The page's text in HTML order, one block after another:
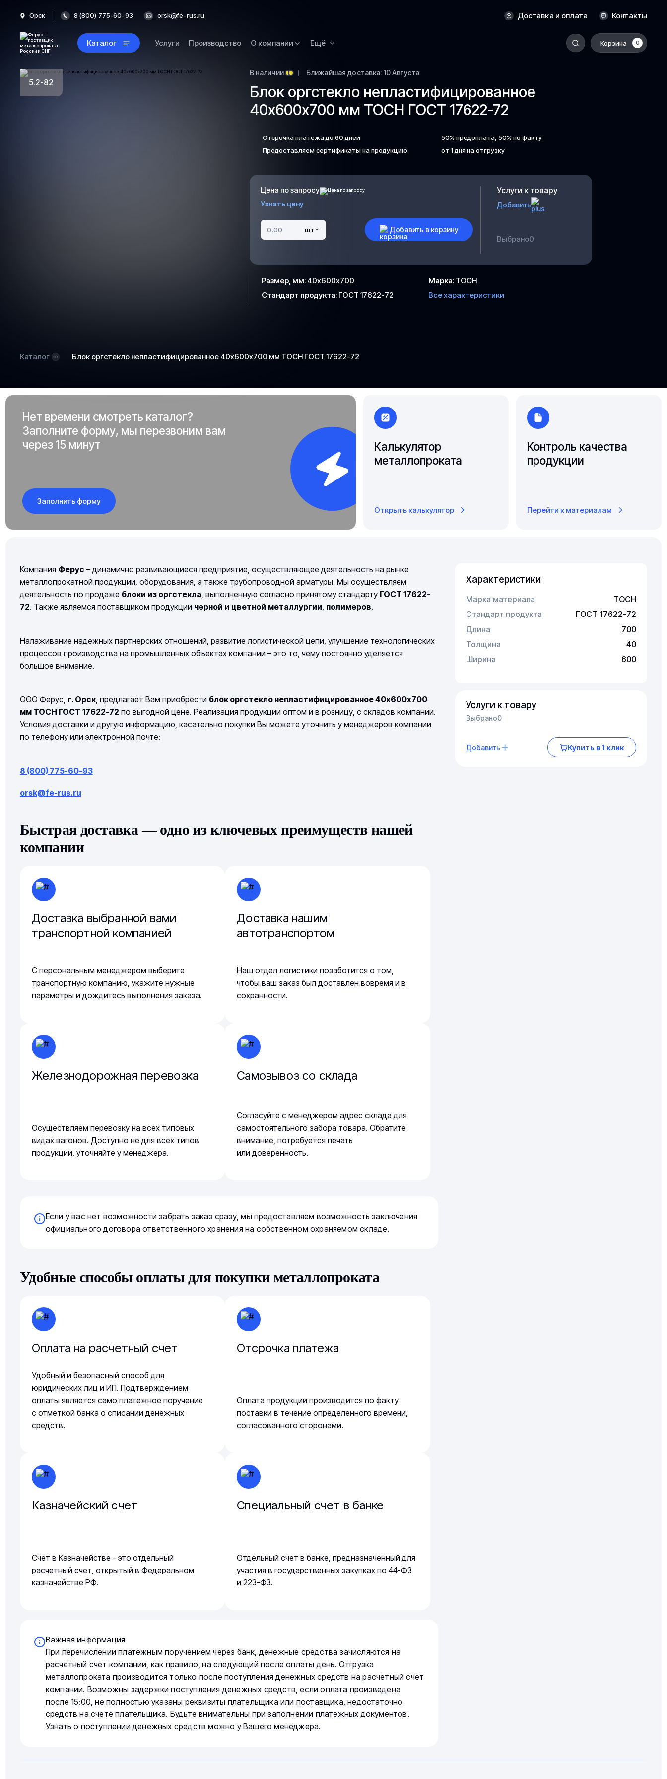
Орск 8 (800) 775-60-93 orsk@fe-rus.ru Доставка и оплата Контакты
Каталог Услуги Производство О компании Ещё Корзина 0
Оренбург
Пермь
Ростов-на-Дону
Рязань
Самара
Саратов
Улан-Удэ
Уссурийск
Чита
Якутск
5.2-82
В наличии Ближайшая доставка: 10 Августа
Блок оргстекло непластифицированное
40х600х700 мм ТОСН ГОСТ 17622-72
Отсрочка платежа до 60 дней
50% предоплата, 50% по факту
Предоставляем сертификаты на продукцию
от 1 дня на отгрузку
Цена по запросу
Узнать цену
шт Добавить в корзину
Услуги к товару
Добавить
Выбрано0
Размер, мм: 40х600х700 Марка: ТОСН
Стандарт продукта: ГОСТ 17622-72 Все характеристики
Каталог Блок оргстекло непластифицированное 40х600х700 мм ТОСН ГОСТ 17622-72
Нет времени смотреть каталог?
Заполните форму, мы перезвоним вам
через 15 минут
Заполнить форму
Калькулятор
металлопроката
Открыть калькулятор
Контроль качества
продукции
Перейти к материалам
Компания Ферус – динамично развивающиеся предприятие, осуществляющее деятельность на рынке
металлопрокатной продукции, оборудования, а также трубопроводной арматуры. Мы осуществляем
деятельность по продаже блоки из оргстекла , выполненную согласно принятому стандарту ГОСТ 17622-
72. Также являемся поставщиком продукции черной и цветной металлургии полимеров.
Налаживание надежных партнерских отношений, развитие логистической цепи, улучшение технологических
процессов производства на промышленных объектах компании – это то, чему постоянно уделяется
большое внимание.
ООО Ферус, г. Орск, предлагает Вам приобрести блок оргстекло непластифицированное 40х600х700
мм ТОСН ГОСТ 17622-72 по выгодной цене. Реализация продукции оптом и в розницу, с складов компании.
Условия доставки и другую информацию, касательно покупки Вы можете уточнить у менеджеров компании
по телефону или электронной почте:
8 (800) 775-60-93
orsk@fe-rus.ru
Быстрая доставка — одно из ключевых преимуществ нашей
компании
Доставка выбранной вами
транспортной компанией
С персональным менеджером выберите
транспортную компанию, укажите нужные
параметры и дождитесь выполнения заказа.
Доставка нашим
автотранспортом
Наш отдел логистики позаботится о том,
чтобы ваш заказ был доставлен вовремя и в
сохранности.
Железнодорожная перевозка
Осуществляем перевозку на всех типовых
видах вагонов. Доступно не для всех типов
продукции, уточняйте у менеджера.
Самовывоз со склада
Согласуйте с менеджером адрес склада для
самостоятельного забора товара. Обратите
внимание, потребуется печать
или доверенность.
Если у вас нет возможности забрать заказ сразу, мы предоставляем возможность заключения
официального договора ответственного хранения на собственном охраняемом складе.
Удобные способы оплаты для покупки металлопроката
Оплата на расчетный счет
Удобный и безопасный способ для
юридических лиц и ИП. Подтверждением
оплаты является само платежное поручение
с отметкой банка о списании денежных
средств.
Отсрочка платежа
Оплата продукции производится по факту
поставки в течение определенного времени,
согласованного сторонами.
Казначейский счет
Счет в Казначействе - это отдельный
расчетный счет, открытый в Федеральном
казначействе РФ.
Специальный счет в банке
Отдельный счет в банке, предназначенный для
участия в государственных закупках по 44-ФЗ
и 223-ФЗ.
Важная информация
При перечислении платежным поручением через банк, денежные средства зачисляются на
расчетный счет компании, как правило, на следующий после оплаты день. Отгрузка
металлопроката производится только после поступления денежных средств на расчетный счет
компании. Возможны задержки поступления денежных средств, если оплата произведена
после 15:00, не полностью указаны реквизиты плательщика или поставщика, недостаточно
средств на счете плательщика. Будьте внимательны при заполнении платежных документов.
Узнать о поступлении денежных средств можно у Вашего менеджера.
Характеристики
Марка материала
ТОСН
Стандарт продукта
ГОСТ 17622-72
Длина
700
Толщина
40
Ширина
600
Услуги к товару
Выбрано0
Добавить Купить в 1 клик